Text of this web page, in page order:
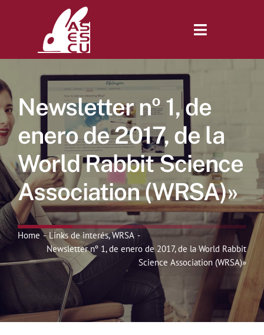
Toggle
Tienda
Lonjas
Symposiums
Noticias
Hazte Socio
Newsletter nº 1, de
enero de 2017, de la
World Rabbit Science
Association (WRSA)»
Home Links de interés WRSA
Newsletter nº 1, de enero de 2017, de la World Rabbit
Science Association (WRSA)»